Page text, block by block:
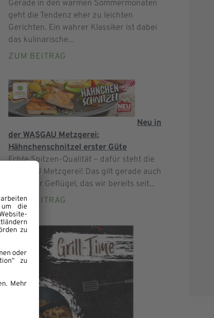
Gerade in den warmen Sommermonaten
geht die Tendenz eher zu leichten
Gerichten. Ein wahrer Klassiker ist dabei
das kulinarische...
ZUM BEITRAG
Neu in
der WASGAU Metzgerei:
Hähnchenschnitzel erster Güte
Echte Spitzen-Qualität – dafür steht die
WASGAU Metzgerei! Das gilt gerade auch
für unser Geflügel, das wir bereits seit...
ZUM BEITRAG